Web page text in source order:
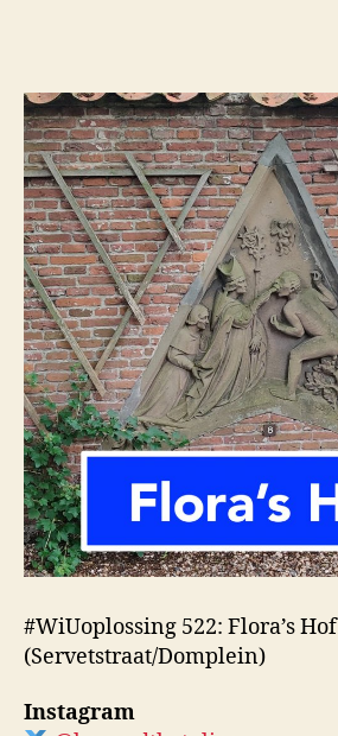
#WiUoplossing 522: Flora’s Hof
(Servetstraat/Domplein)
Instagram